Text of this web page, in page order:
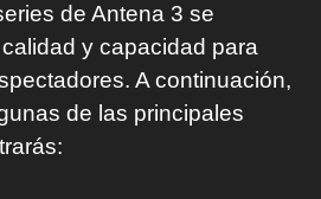
de Antena 3 se
y capacidad para
A continuación,
de las principales